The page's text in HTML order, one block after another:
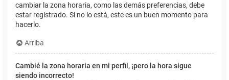
cambiar la zona horaria, como las demás preferencias, debe
estar registrado. Si no lo está, este es un buen momento para
hacerlo.
Arriba
Cambié la zona horaria en mi perfil, ¡pero la hora sigue
siendo incorrecto!